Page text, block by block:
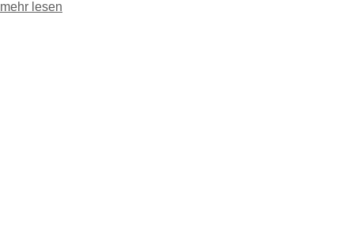
mehr lesen